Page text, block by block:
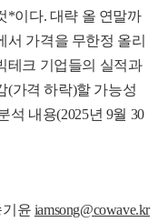
*이 다. 대략 올 연말까
서 가격을 무한정 올리
테크 기업들의 실적과
(가격하락)할 가능성
석 내용(2025년 9월 30
기윤 iamsong@cowave.kr